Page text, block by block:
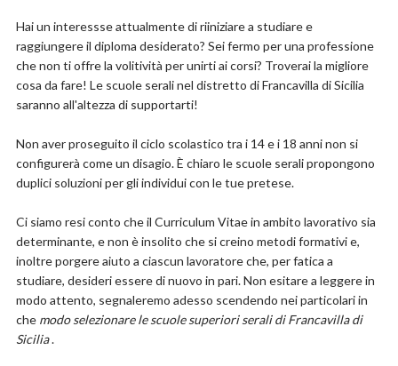
Hai un interessse attualmente di riiniziare a studiare e
raggiungere il diploma desiderato? Sei fermo per una professione
che non ti offre la volitività per unirti ai corsi? Troverai la migliore
cosa da fare! Le scuole serali nel distretto di Francavilla di Sicilia
saranno all'altezza di supportarti!
Non aver proseguito il ciclo scolastico tra i 14 e i 18 anni non si
configurerà come un disagio. È chiaro le scuole serali propongono
duplici soluzioni per gli individui con le tue pretese.
Ci siamo resi conto che il Curriculum Vitae in ambito lavorativo sia
determinante, e non è insolito che si creino metodi formativi e,
inoltre porgere aiuto a ciascun lavoratore che, per fatica a
studiare, desideri essere di nuovo in pari. Non esitare a leggere in
modo attento, segnaleremo adesso scendendo nei particolari in
che modo selezionare le scuole superiori serali di Francavilla di
Sicilia.